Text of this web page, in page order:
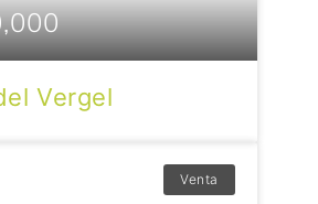
Vergel
Venta